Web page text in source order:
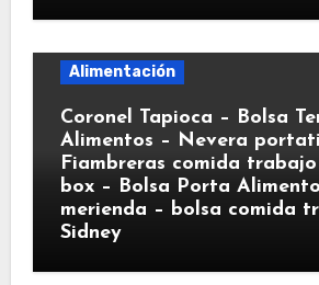
Alimentación
Coronel Tapioca – Bolsa
Alimentos – Nevera
Fiambreras comida
box – Bolsa Porta
merienda – bolsa comida
Sidney